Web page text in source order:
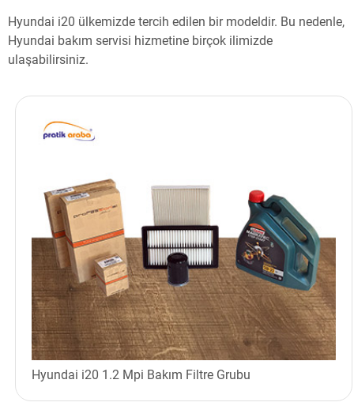
Hyundai i20 ülkemizde tercih edilen bir modeldir. Bu nedenle,
Hyundai bakım servisi hizmetine birçok ilimizde
ulaşabilirsiniz.
Hyundai i20 1.2 Mpi Bakım Filtre Grubu